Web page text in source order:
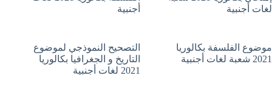
لغات أجنبية
أجنبية
موضوع الفلسفة بكالوريا
2021 شعبة لغات أجنبية
التصحيح النموذجي لموضوع
التاريخ و الجغرافيا بكالوريا
2021 لغات أجنبية